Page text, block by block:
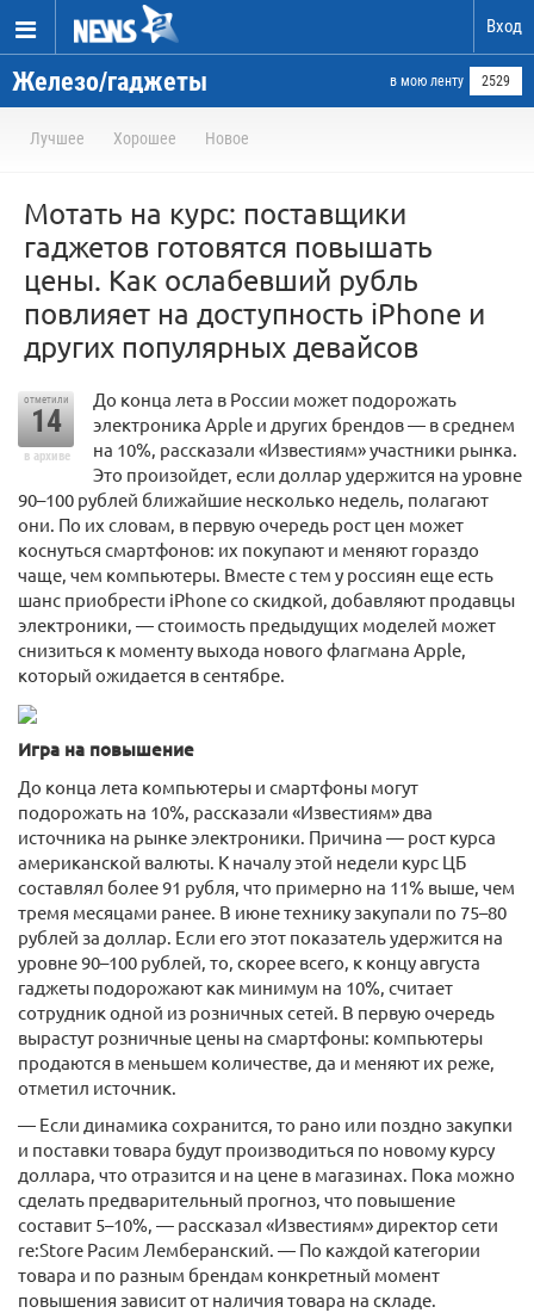
Вход
Железо/гаджеты в мою ленту 2529
Лучшее Хорошее Новое
Мотать на курс: поставщики
гаджетов готовятся повышать
цены. Как ослабевший рубль
повлияет на доступность iPhone и
других популярных девайсов
отметили
14
в архиве
До конца лета в России может подорожать
электроника Apple и других брендов — в среднем
на 10%, рассказали «Известиям» участники рынка.
Это произойдет, если доллар удержится на уровне
90–100 рублей ближайшие несколько недель, полагают
они. По их словам, в первую очередь рост цен может
коснуться смартфонов: их покупают и меняют гораздо
чаще, чем компьютеры. Вместе с тем у россиян еще есть
шанс приобрести iPhone со скидкой, добавляют продавцы
электроники, — стоимость предыдущих моделей может
снизиться к моменту выхода нового флагмана Apple,
который ожидается в сентябре.
Игра на повышение
До конца лета компьютеры и смартфоны могут
подорожать на 10%, рассказали «Известиям» два
источника на рынке электроники. Причина — рост курса
американской валюты. К началу этой недели курс ЦБ
составлял более 91 рубля, что примерно на 11% выше, чем
тремя месяцами ранее. В июне технику закупали по 75–80
рублей за доллар. Если его этот показатель удержится на
уровне 90–100 рублей, то, скорее всего, к концу августа
гаджеты подорожают как минимум на 10%, считает
сотрудник одной из розничных сетей. В первую очередь
вырастут розничные цены на смартфоны: компьютеры
продаются в меньшем количестве, да и меняют их реже,
отметил источник.
— Если динамика сохранится, то рано или поздно закупки
и поставки товара будут производиться по новому курсу
доллара, что отразится и на цене в магазинах. Пока можно
сделать предварительный прогноз, что повышение
составит 5–10%, — рассказал «Известиям» директор сети
re:Store Расим Лемберанский. — По каждой категории
товара и по разным брендам конкретный момент
повышения зависит от наличия товара на складе.